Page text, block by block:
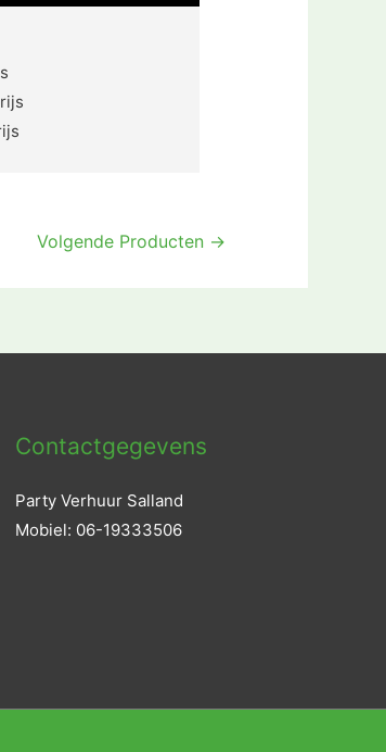
Volgende Producten →
Contactgegevens
Party Verhuur Salland
Mobiel: 06-19333506